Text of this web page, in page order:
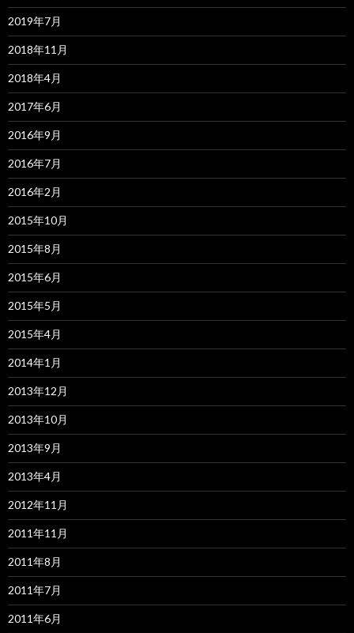
2019年7月
2018年11月
2018年4月
2017年6月
2016年9月
2016年7月
2016年2月
2015年10月
2015年8月
2015年6月
2015年5月
2015年4月
2014年1月
2013年12月
2013年10月
2013年9月
2013年4月
2012年11月
2011年11月
2011年8月
2011年7月
2011年6月